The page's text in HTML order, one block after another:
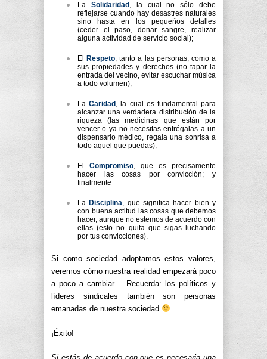
La Solidaridad , la cual no sólo debe
reflejarse cuando hay desastres naturales
sino hasta en los pequeños detalles
(ceder el paso, donar sangre, realizar
alguna actividad de servicio social);
El Respeto, tanto a las personas, como a
sus propiedades y derechos (no tapar la
entrada del vecino, evitar escuchar música
a todo volumen);
LaCaridad , la cual es fundamental para
alcanzar una verdadera distribución de la
riqueza (las medicinas que están por
vencer o ya no necesitas entrégalas a un
dispensario médico, regala una sonrisa a
todo aquel que puedas);
El Compromiso, que es precisamente
hacer las cosas por convicción; y
finalmente
La Disciplina, que significa hacer bien y
con buena actitud las cosas que debemos
hacer, aunque no estemos de acuerdo con
ellas (esto no quita que sigas luchando
por tus convicciones).
Si como sociedad adoptamos estos valores,
veremos cómo nuestra realidad empezará poco
a poco a cambiar… Recuerda: los políticos y
líderes sindicales también son personas
emanadas de nuestra sociedad
¡Éxito!